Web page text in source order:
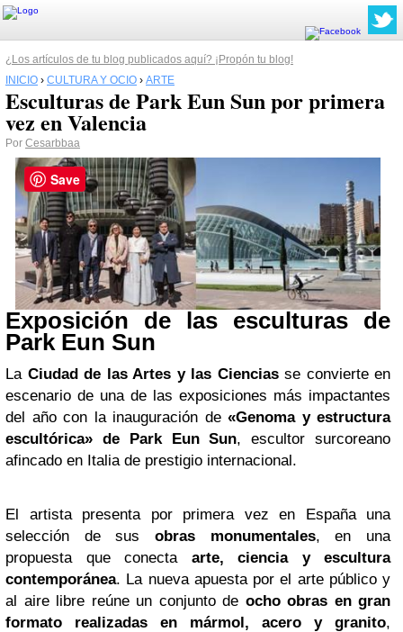
¿Los artículos de tu blog publicados aquí? ¡Propón tu blog!
INICIO › CULTURA Y OCIO › ARTE
Esculturas de Park Eun Sun por primera
vez en Valencia
Por Cesarbbaa
Exposición de las esculturas de
Park Eun Sun
LaCiudad de las Artes y las Cienciasse convierte en
escenario de una de las exposiciones más impactantes
del año con la inauguración de «Genoma y estructura
escultórica» de Park Eun Sun, escultor surcoreano
afincado en Italia de prestigio internacional.
El artista presenta por primera vez en España una
selección de sus obras monumentales, en una
propuesta que conecta arte, ciencia y escultura
contemporánea. La nueva apuesta por el arte público y
al aire libre reúne un conjunto de ocho obras en gran
formato realizadas en mármol, acero y granito,
Save